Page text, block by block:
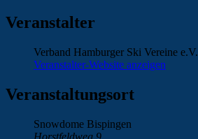
Veranstalter
Verband Hamburger Ski Vereine e.V.
Veranstalter-Website anzeigen
Veranstaltungsort
Snowdome Bispingen
Horstfeldweg 9